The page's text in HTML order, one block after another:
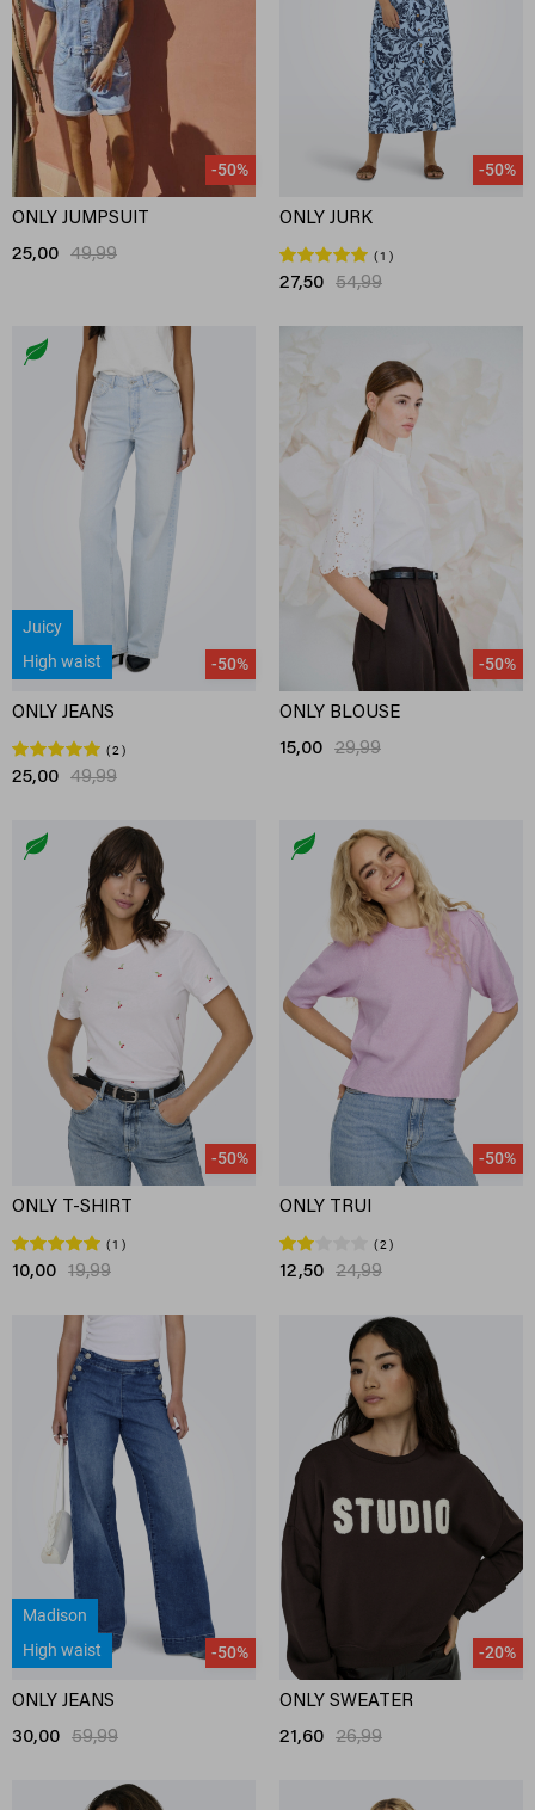
-50%
ONLY JUMPSUIT
25,00 49,99
-50%
ONLY JURK
1
27,50 54,99
Juicy
High waist
-50%
ONLY JEANS
2
25,00 49,99
-50%
ONLY BLOUSE
15,00 29,99
-50%
ONLY T-SHIRT
1
10,00 19,99
-50%
ONLY TRUI
2
12,50 24,99
Madison
High waist
-50%
ONLY JEANS
30,00 59,99
-20%
ONLY SWEATER
21,60 26,99